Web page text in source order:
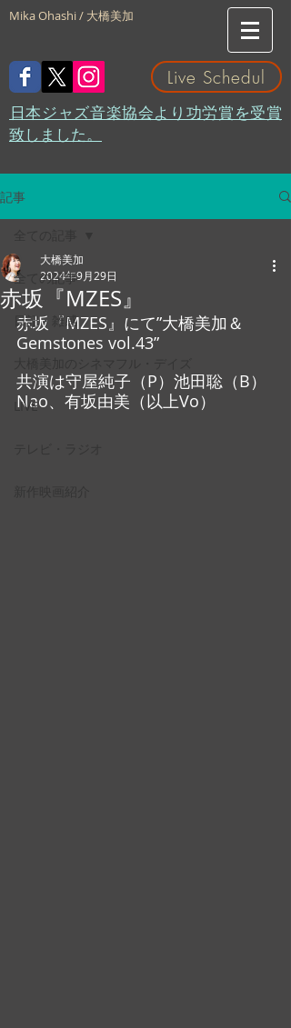
Mika Ohashi / 大橋美加
Live Schedul
​日本ジャズ音楽協会より功労賞を受賞
致しました。
記事
全ての記事
日記・雑感
LIVE
赤坂『MZES』
大橋美加
2024年9月29日
赤坂『MZES』にて”大橋美加＆
Gemstones vol.43”
共演は守屋純子（P）池田聡（B）
Nao、有坂由美（以上Vo）